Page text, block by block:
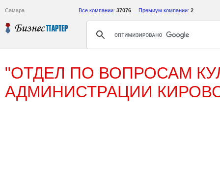
Самара Все компании: 37076 Премиум компании: 2
"ОТДЕЛ ПО ВОПРОСАМ
АДМИНИСТРАЦИИ